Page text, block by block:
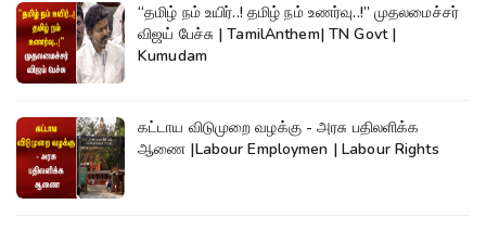
“தமிழ் நம் உயிர்..! தமிழ் நம் உணர்வு..!” முதலமைச்சர்
விஜய் பேச்சு | TamilAnthem| TN Govt |
Kumudam
கட்டாய விடுமுறை வழக்கு - அரசு பதிலளிக்க
ஆணை |Labour Employmen | Labour Rights